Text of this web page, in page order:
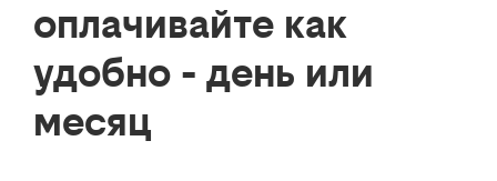
оплачивайте как
удобно - день или
месяц